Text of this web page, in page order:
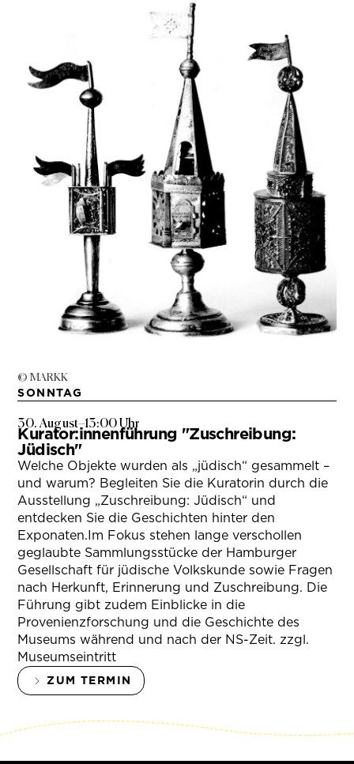
© MARKK
SONNTAG
30. August–13:00 Uhr
Kurator:innenführung "Zuschreibung:
Jüdisch"
Welche Objekte wurden als „jüdisch“ gesammelt –
und warum? Begleiten Sie die Kuratorin durch die
Ausstellung „Zuschreibung: Jüdisch“ und
entdecken Sie die Geschichten hinter den
Exponaten.Im Fokus stehen lange verschollen
geglaubte Sammlungsstücke der Hamburger
Gesellschaft für jüdische Volkskunde sowie Fragen
nach Herkunft, Erinnerung und Zuschreibung. Die
Führung gibt zudem Einblicke in die
Provenienzforschung und die Geschichte des
Museums während und nach der NS-Zeit. zzgl.
Museumseintritt
ZUM TERMIN